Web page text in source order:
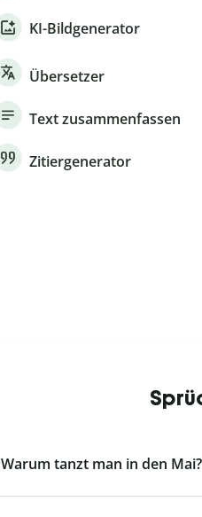
KI-Bildgenerator
Übersetzer
Text zusammenfassen
Zitiergenerator
Warum tanzt man in den Mai?